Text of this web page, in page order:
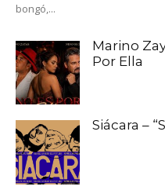
bongó,...
Marino
Por Ella
Siácara –